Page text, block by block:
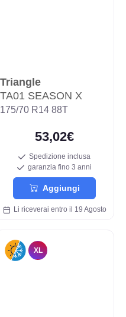
Triangle
TA01 SEASON X
175/70 R14 88T
53,02€
Spedizione inclusa
garanzia fino 3 anni
Aggiungi
Li riceverai entro il 19 Agosto
XL